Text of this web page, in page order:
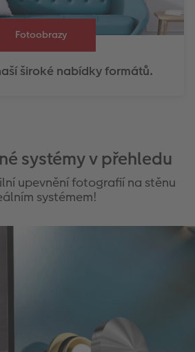
Fotoobrazy
široké nabídky formátů.
systémy v přehledu
upevnění fotografií na stěnu
systémem!